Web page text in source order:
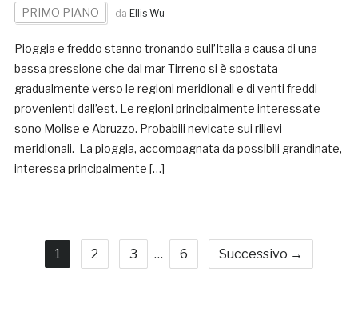
PRIMO PIANO da Ellis Wu
Pioggia e freddo stanno tronando sull’Italia a causa di una
bassa pressione che dal mar Tirreno si è spostata
gradualmente verso le regioni meridionali e di venti freddi
provenienti dall’est. Le regioni principalmente interessate
sono Molise e Abruzzo. Probabili nevicate sui rilievi
meridionali. La pioggia, accompagnata da possibili grandinate,
interessa principalmente […]
1 2 3 … 6 Successivo →